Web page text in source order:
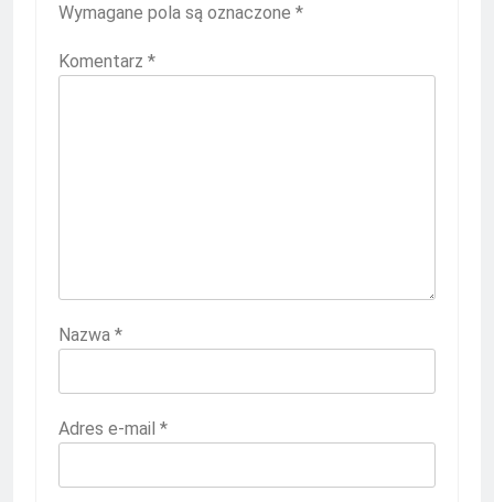
Wymagane pola są oznaczone *
Komentarz *
Nazwa *
Adres e-mail *